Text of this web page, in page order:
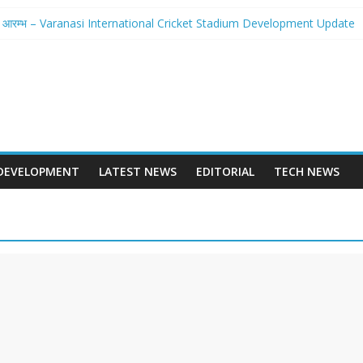
आरम्भ – Varanasi International Cricket Stadium Development Update
पुल – Prayagraj 6 Lane Ganga Bridge
बनेगा Dashrath Path Ayodhya Fourlane Road
LATEST NEWS EDITORIAL TECH NEWS